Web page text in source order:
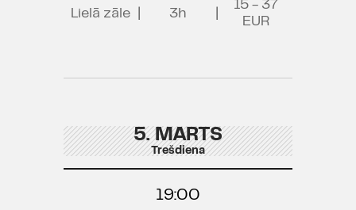
Lielā zāle 3h
15 - 37
EUR
5. MARTS
Trešdiena
19:00